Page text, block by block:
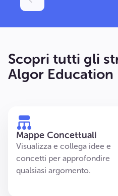
Scopri tutti gli
Algor Education
Mappe Concettuali
Visualizza e collega idee e
concetti per approfondire
qualsiasi argomento.